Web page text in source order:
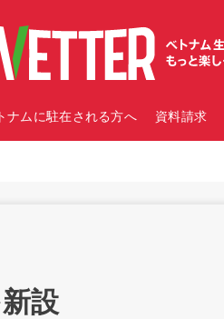
ナムに駐在される方へ 資料請求
設